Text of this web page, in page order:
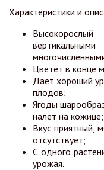
Характеристики и
Цветет в конце
Дает хороший
плодов;
Ягоды
налет на кожице;
Вкус приятный,
отсутствует;
С одного
урожая.